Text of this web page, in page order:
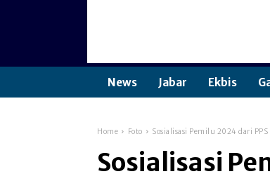
News Jabar Ekbis
Home Foto Sosialisasi Pemilu 2024 dari
Sosialisasi